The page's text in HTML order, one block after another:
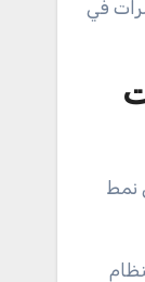
الرياضة لمدة 30 دقيقة ثلاث مرات في
نمط